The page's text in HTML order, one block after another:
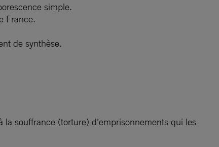
simple.
France.
de synthèse.
la souffrance (torture) d’emprisonnements qui les